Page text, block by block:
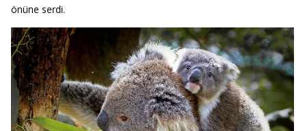
önüne serdi.